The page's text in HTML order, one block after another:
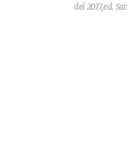
del 2017,ed.